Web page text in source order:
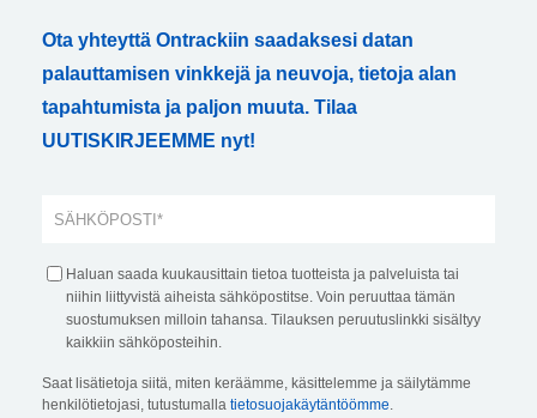
Ota yhteyttä Ontrackiin saadaksesi datan
palauttamisen vinkkejä ja neuvoja, tietoja alan
tapahtumista ja paljon muuta. Tilaa
UUTISKIRJEEMME nyt!
Haluan saada kuukausittain tietoa tuotteista ja palveluista tai
niihin liittyvistä aiheista sähköpostitse. Voin peruuttaa tämän
suostumuksen milloin tahansa. Tilauksen peruutuslinkki sisältyy
kaikkiin sähköposteihin.
Saat lisätietoja siitä, miten keräämme, käsittelemme ja säilytämme
henkilötietojasi, tutustumalla tietosuojakäytäntöömme.